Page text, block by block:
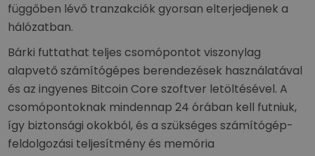
függőben lévő tranzakciók gyorsan elterjedjenek a
hálózatban.
Bárki futtathat teljes csomópontot viszonylag
alapvető számítógépes berendezések használatával
és az ingyenes Bitcoin Core szoftver letöltésével. A
csomópontoknak mindennap 24 órában kell futniuk,
így biztonsági okokból, és a szükséges számítógép-
feldolgozási teljesítmény és memória